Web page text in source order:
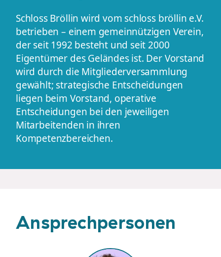
Schloss Bröllin wird vom schloss bröllin e.V.
betrieben – einem gemeinnützigen Verein,
der seit 1992 besteht und seit 2000
Eigentümer des Geländes ist. Der Vorstand
wird durch die Mitgliederversammlung
gewählt; strategische Entscheidungen
liegen beim Vorstand, operative
Entscheidungen bei den jeweiligen
Mitarbeitenden in ihren
Kompetenzbereichen.
Ansprechpersonen